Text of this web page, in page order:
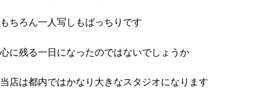
もちろん一人写しもばっちりです
心に残る一日になったのではないでしょうか
当店は都内ではかなり大きなスタジオになります